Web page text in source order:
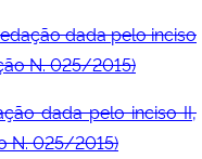
dada pelo inciso
N. 025/2015)
dada pelo inciso II,
N. 025/2015)